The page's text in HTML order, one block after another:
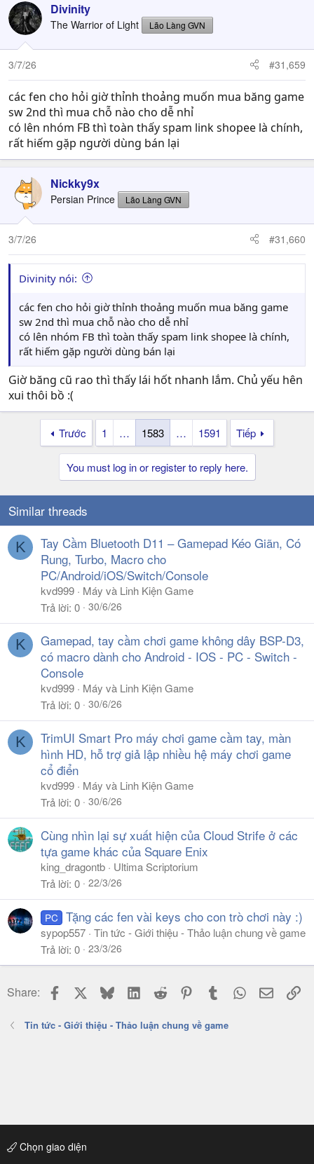
c
t
i
o
n
s
Divinity
The Warrior of Light Lão Làng GVN
3/7/26 #31,659
các fen cho hỏi giờ thỉnh thoảng muốn mua băng game
sw 2nd thì mua chỗ nào cho dễ nhỉ
có lên nhóm FB thì toàn thấy spam link shopee là chính,
rất hiếm gặp người dùng bán lại
Nickky9x
Persian Prince Lão Làng GVN
3/7/26 #31,660
Divinity nói:
các fen cho hỏi giờ thỉnh thoảng muốn mua băng game
sw 2nd thì mua chỗ nào cho dễ nhỉ
có lên nhóm FB thì toàn thấy spam link shopee là chính,
rất hiếm gặp người dùng bán lại
Giờ băng cũ rao thì thấy lái hốt nhanh lắm. Chủ yếu hên
xui thôi bồ :(
Trước 1 … 1583 … 1591 Tiếp
You must log in or register to reply here.
Similar threads
K
Tay Cầm Bluetooth D11 – Gamepad Kéo Giãn, Có
Rung, Turbo, Macro cho
PC/Android/iOS/Switch/Console
kvd999
Máy và Linh Kiện Game
Trả lời 0 30/6/26
K
Gamepad, tay cầm chơi game không dây BSP-D3,
có macro dành cho Android - IOS - PC - Switch -
Console
kvd999
Máy và Linh Kiện Game
Trả lời 0 30/6/26
K
TrimUI Smart Pro máy chơi game cầm tay, màn
hình HD, hỗ trợ giả lập nhiều hệ máy chơi game
cổ điển
kvd999
Máy và Linh Kiện Game
Trả lời 0 30/6/26
Cùng nhìn lại sự xuất hiện của Cloud Strife ở các
tựa game khác của Square Enix
king_dragontb
Ultima Scriptorium
Trả lời 0 22/3/26
PC Tặng các fen vài keys cho con trò chơi này :)
sypop557 Tin tức - Giới thiệu - Thảo luận chung về game
Trả lời 0 23/3/26
Share: Facebook BlueskyLinkedIn
Reddit PinterestTumblr WhatsApp
Email
Tin tức - Giới thiệu - Thảo luận chung về game
Chọn giao diện